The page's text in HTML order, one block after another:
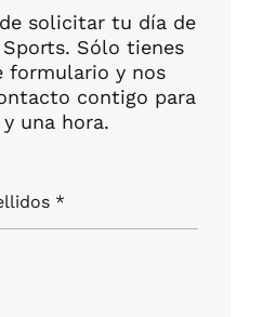
solicitar tu día de
Sólo tienes
formulario y nos
contigo para
una hora.